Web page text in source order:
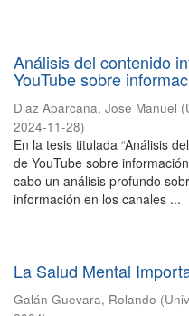
Análisis del contenido
YouTube sobre
Diaz Aparcana, Jose Manuel (
2024-11-28)
En la tesis titulada “Análisis
de YouTube sobre
cabo un análisis profundo
información en los canales ...
La Salud Mental
Galán Guevara, Rolando (